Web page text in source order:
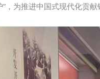
，为推进中国式现代化贡献